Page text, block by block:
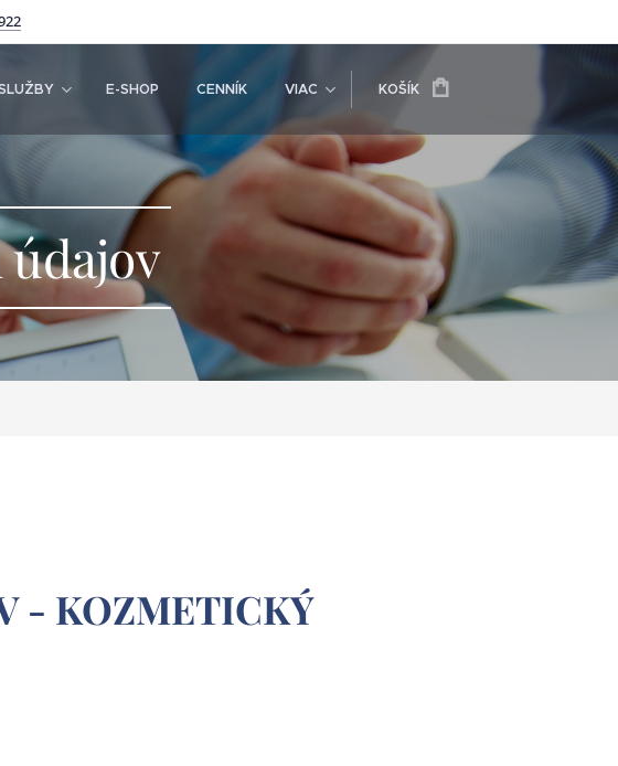
E-SHOP CENNÍK VIAC KOŠÍK
údajov
- KOZMETICKÝ